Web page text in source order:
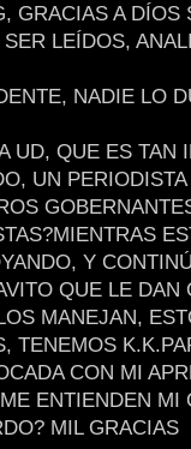
GRACIAS A DÍOS
LEÍDOS,
NADIE LO
UD, QUE ES TAN
UN
Y
QUE LE DAN
MANEJAN,
TENEMOS
CON MI
ENTIENDEN MI
MIL GRACIAS